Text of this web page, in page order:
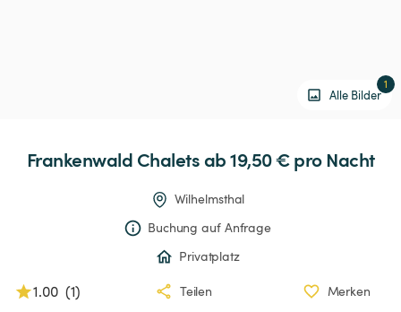
Alle Bilder
1
Frankenwald Chalets ab 19,50 € pro Nacht
Wilhelmsthal
Buchung auf Anfrage
Privatplatz
1.00 (1) Teilen Merken